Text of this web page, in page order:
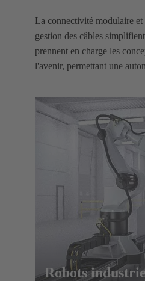
La connectivité modulaire et
gestion des câbles
prennent en charge les
l'avenir, permettant une
Robots